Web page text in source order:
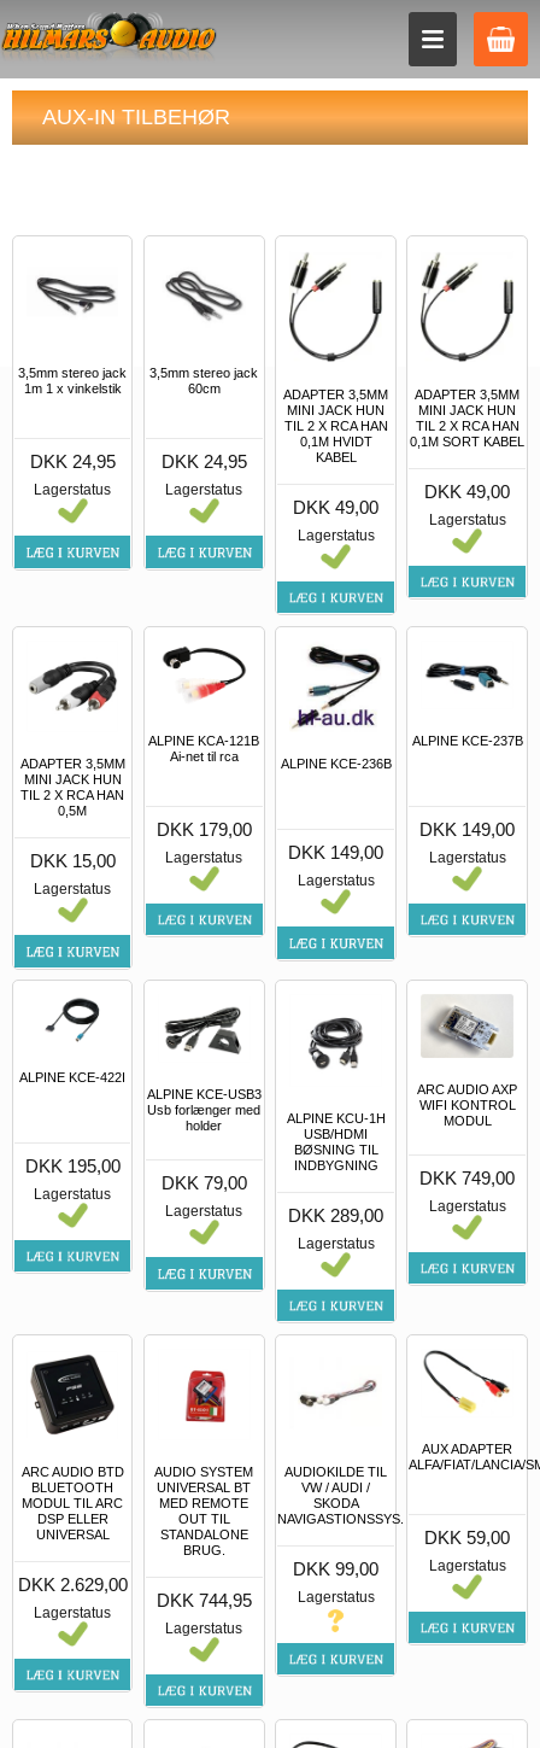
AUX-IN TILBEHØR
3,5mm stereo jack
1m 1 x vinkelstik
DKK 24,95
Lagerstatus
3,5mm stereo jack
60cm
DKK 24,95
Lagerstatus
ADAPTER 3,5MM
MINI JACK HUN
TIL 2 X RCA HAN
0,1M HVIDT
KABEL
DKK 49,00
Lagerstatus
ADAPTER 3,5MM
MINI JACK HUN
TIL 2 X RCA HAN
0,1M SORT KABEL
DKK 49,00
Lagerstatus
ADAPTER 3,5MM
MINI JACK HUN
TIL 2 X RCA HAN
0,5M
DKK 15,00
Lagerstatus
ALPINE KCA-121B
Ai-net til rca
DKK 179,00
Lagerstatus
ALPINE KCE-236B
DKK 149,00
Lagerstatus
ALPINE KCE-237B
DKK 149,00
Lagerstatus
ALPINE KCE-422I
DKK 195,00
Lagerstatus
ALPINE KCE-USB3
Usb forlænger med
holder
DKK 79,00
Lagerstatus
ALPINE KCU-1H
USB/HDMI
BØSNING TIL
INDBYGNING
DKK 289,00
Lagerstatus
ARC AUDIO AXP
WIFI KONTROL
MODUL
DKK 749,00
Lagerstatus
ARC AUDIO BTD
BLUETOOTH
MODUL TIL ARC
DSP ELLER
UNIVERSAL
DKK 2.629,00
Lagerstatus
AUDIO SYSTEM
UNIVERSAL BT
MED REMOTE
OUT TIL
STANDALONE
BRUG.
DKK 744,95
Lagerstatus
AUDIOKILDE TIL
VW / AUDI /
SKODA
NAVIGASTIONSSYS.
DKK 99,00
Lagerstatus
AUX ADAPTER
ALFA/FIAT/LANCIA/
DKK 59,00
Lagerstatus